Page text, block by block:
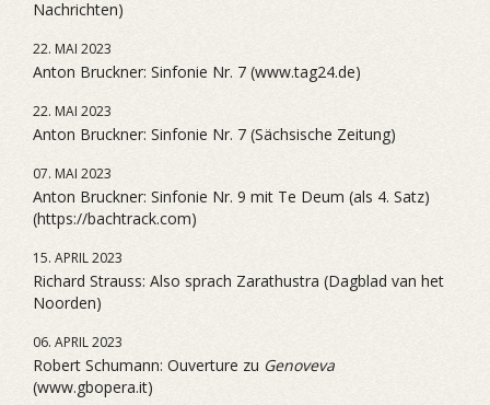
Nachrichten)
22. MAI 2023
Anton Bruckner: Sinfonie Nr. 7 (www.tag24.de)
22. MAI 2023
Anton Bruckner: Sinfonie Nr. 7 (Sächsische Zeitung)
07. MAI 2023
Anton Bruckner: Sinfonie Nr. 9 mit Te Deum (als 4. Satz)
(https://bachtrack.com)
15. APRIL 2023
Richard Strauss: Also sprach Zarathustra (Dagblad van het
Noorden)
06. APRIL 2023
Robert Schumann: Ouverture zu Genoveva
(www.gbopera.it)